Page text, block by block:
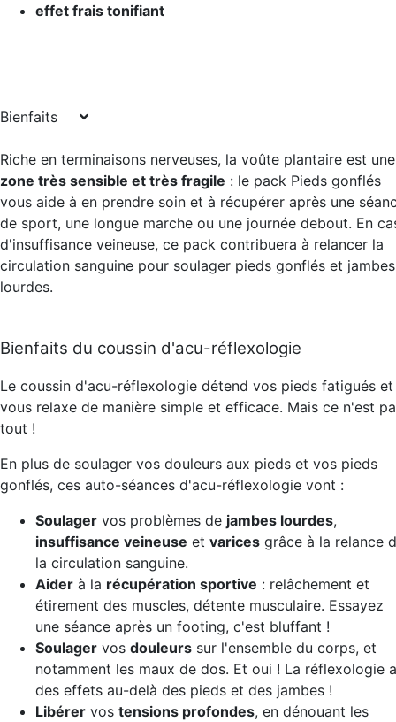
effet frais tonifiant
Bienfaits
Riche en terminaisons nerveuses, la voûte plantaire est une
zone très sensible et très fragile : le pack Pieds gonflés
vous aide à en prendre soin et à récupérer après une
de sport, une longue marche ou une journée debout. En
d'insuffisance veineuse, ce pack contribuera à relancer la
circulation sanguine pour soulager pieds gonflés et jambes
lourdes.
Bienfaits du coussin d'acu-réflexologie
Le coussin d'acu-réflexologie détend vos pieds fatigués et
vous relaxe de manière simple et efficace. Mais ce n'est
tout !
En plus de soulager vos douleurs aux pieds et vos pieds
gonflés, ces auto-séances d'acu-réflexologie vont :
Soulager vos problèmes de jambes lourdes,
insuffisance veineuse et varices grâce à la relance
la circulation sanguine.
Aider à la récupération sportive : relâchement et
étirement des muscles, détente musculaire. Essayez
une séance après un footing, c'est bluffant !
Soulager vos douleurs sur l'ensemble du corps, et
notamment les maux de dos. Et oui ! La réflexologie a
des effets au-delà des pieds et des jambes !
Libérer vos tensions profondes, en dénouant les